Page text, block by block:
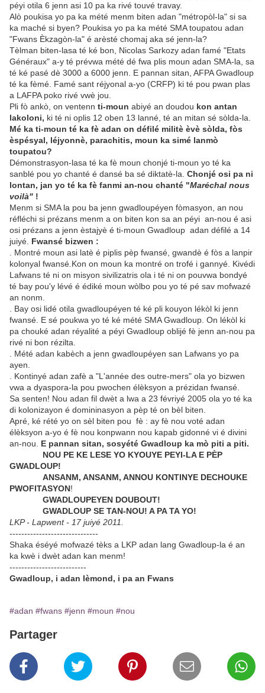
péyi otila 6 jenn asi 10 pa ka rivé touvé travay.
Alò poukisa yo pa ka mété menm biten adan "métropòl-la" si sa
ka maché si byen? Poukisa yo pa ka mété SMA toupatou adan
"Fwans Èkzagòn-la" é arèsté chomaj aka sé jenn-la?
Tèlman biten-lasa té ké bon, Nicolas Sarkozy adan famé "Etats
Généraux" a-y té prévwa mété dé fwa plis moun adan SMA-la, sa
té ké pasé dè 3000 a 6000 jenn. E pannan sitan, AFPA Gwadloup
té ka fèmé. Famé sant réjyonal a-yo (CRFP) ki té pou pwan plas
a LAFPA poko rivé vwè jou.
Pli fò ankò, on ventenn ti-moun abiyé an doudou kon antan
lakoloni, ki té ni oplis 12 oben 13 lanné, té an mitan sé sòlda-la.
Mé ka ti-moun té ka fè adan on défilé militè èvè sòlda, fòs
èspésyal, léjyonnè, parachitis, moun ka simé lanmò
toupatou?
Démonstrasyon-lasa té ka fè moun chonjé ti-moun yo té ka
sanblé pou yo chanté é dansé ba sé diktatè-la. Chonjé osi pa ni
lontan, jan yo té ka fè fanmi an-nou chanté "Maréchal nous
voilà" !
Menm si SMA la pou ba jenn gwadloupéyen fòmasyon, an nou
réfléchi si prézans menm a on biten kon sa an péyi an-nou é asi
osi prézans a jenn èstajyè é ti-moun Gwadloup adan défilé a 14
juiyé. Fwansé bizwen :
. Montré moun asi latè é piplis pèp fwansé, gwandè é fòs a lanpir
kolonyal fwansé Kon on moun ka montré on trofé i gannyé. Kivédi
Lafwans té ni on misyon sivilizatris ola i té ni on pouvwa bondyé
té bay pou'y lévé é édiké moun wòlbo pou yo té pé sav mofwazé
an nonm.
. Bay osi lidé otila gwadloupéyen té ké pli kouyon lékòl ki jenn
fwansé. E sé poukwa yo té ké mété SMA Gwadloup. On lékòl ki
pa chouké adan réyalité a péyi Gwadloup oblijé fè jenn an-nou pa
rivé ni bon rézilta.
. Mété adan kabèch a jenn gwadloupéyen san Lafwans yo pa
ayen.
. Kontinyé adan zafè a "L'année des outre-mers" ola yo bizwen
vwa a dyaspora-la pou pwochen élèksyon a prézidan fwansé.
Sa senten! Nou adan fil dwèt a lwa a 23 févriyé 2005 ola yo té ka
di kolonizayon é domininasyon a pèp té on bèl biten.
Apré, ké rété yo on sèl biten pou fè : ay fè nou voté adan
élèksyon a-yo é fè nou konpwann nou kapab gidonné vi é divini
an-nou. E pannan sitan, sosyété Gwadloup ka mò piti a piti.
NOU PE KE LESE YO KYOUYE PEYI-LA E PÈP
GWADLOUP!
ANSANM, ANSANM, ANNOU KONTINYE DECHOUKE
PWOFITASYON!
GWADLOUPEYEN DOUBOUT!
GWADLOUP SE TAN-NOU! A PA TA YO!
LKP - Lapwent - 17 juiyé 2011.
------------------------------
Shaka éséyé mofwazé tèks a LKP adan lang Gwadloup-la é an
ka kwè i dwèt adan kan menm!
--------------------------
Gwadloup, i adan lèmond, i pa an Fwans
#adan #fwans #jenn #moun #nou
Partager